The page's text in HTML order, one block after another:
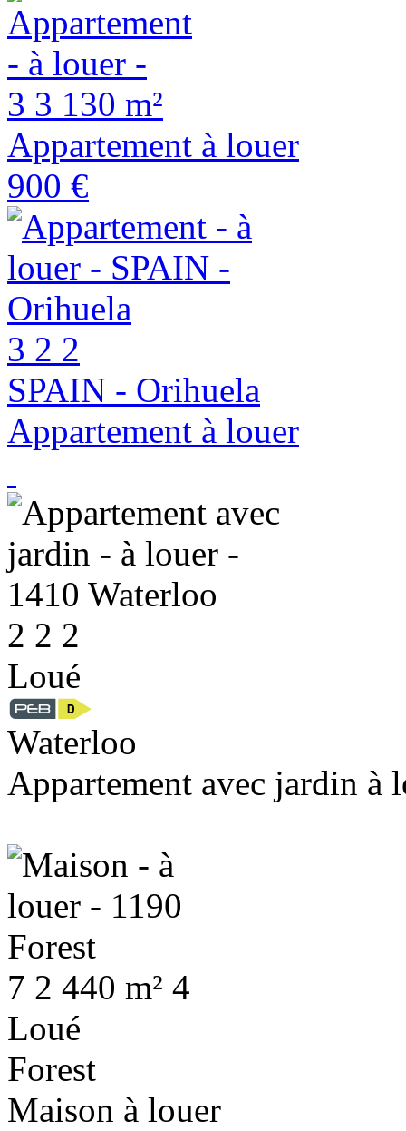
3 3 130 m²
Appartement à louer
900 €
3 2 2
SPAIN - Orihuela
Appartement à louer
2 2 2
Loué
Waterloo
Appartement avec jardin à
7 2 440 m² 4
Loué
Forest
Maison à louer